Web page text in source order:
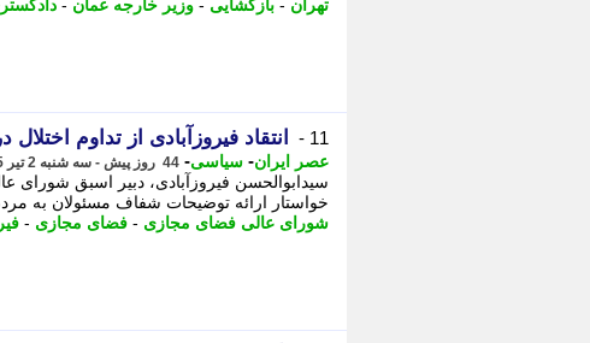
تهران - بازگشایی - وزیر خارجه عمان -
11 - انتقاد فیروزآبادی از تداوم
عصر ایران- سیاسی- 44 روز پیش - سه شنبه 2 تیر 1405، 17:15
سیدابوالحسن فیروزآبادی، دبیر اسبق شورای
خواستار ارائه توضیحات شفاف مسئولان به
شورای عالی فضای مجازی - فضای مجازی -